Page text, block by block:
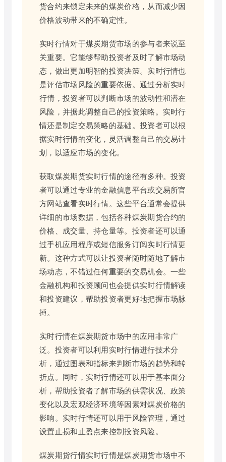
货合约来锁定未来的煤炭价格，从而减少因
价格波动带来的不确定性。
实时行情对于煤炭期货市场的参与者来说至
关重要。它能够帮助投资者及时了解市场动
态，做出更加明智的投资决策。实时行情也
是评估市场风险的重要依据。通过分析实时
行情，投资者可以判断市场的波动性和潜在
风险，并据此调整自己的投资策略。实时行
情还是制定交易策略的基础。投资者可以根
据实时行情的变化，灵活调整自己的交易计
划，以适应市场的变化。
获取煤炭期货实时行情的途径有多种。投资
者可以通过专业的金融信息平台或交易所官
方网站查看实时行情。这些平台通常会提供
详细的市场数据，包括各种煤炭期货合约的
价格、成交量、持仓量等。投资者还可以通
过手机应用程序或短信服务订阅实时行情更
新。这种方式可以让投资者随时随地了解市
场动态，不错过任何重要的交易机会。一些
金融机构和投资顾问也会提供实时行情解读
和投资建议，帮助投资者更好地把握市场脉
搏。
实时行情在煤炭期货市场中的应用非常广
泛。投资者可以利用实时行情进行技术分
析，通过图表和指标来判断市场的趋势和转
折点。同时，实时行情还可以用于基本面分
析，帮助投资者了解市场的供需状况、政策
变化以及宏观经济环境等因素对煤炭价格的
影响。实时行情还可以用于风险管理，通过
设置止损和止盈点来控制投资风险。
煤炭期货行情实时行情是煤炭期货市场中不